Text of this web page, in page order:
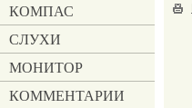
КОМПАС
СЛУХИ
МОНИТОР
КОММЕНТАРИИ